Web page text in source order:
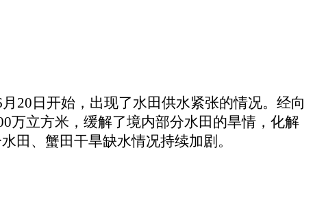
20日开始，出现了水田供水紧张的情况。经向
万立方米，缓解了境内部分水田的旱情，化解
田、蟹田干旱缺水情况持续加剧。